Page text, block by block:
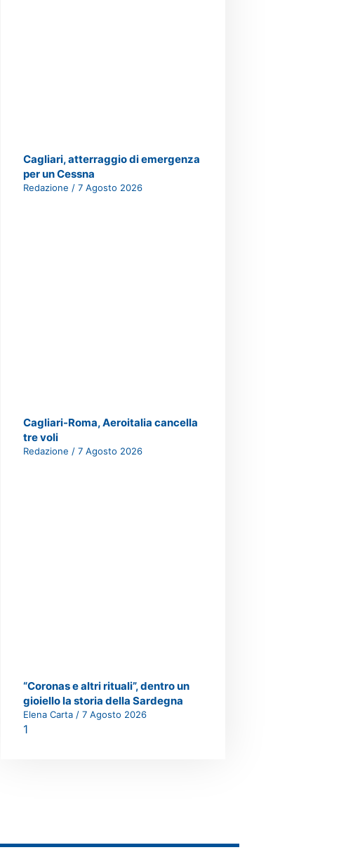
Cagliari, atterraggio di emergenza
per un Cessna
Redazione 7 Agosto 2026
Cagliari-Roma, Aeroitalia cancella
tre voli
Redazione 7 Agosto 2026
“Coronas e altri rituali”, dentro un
gioiello la storia della Sardegna
Elena Carta 7 Agosto 2026